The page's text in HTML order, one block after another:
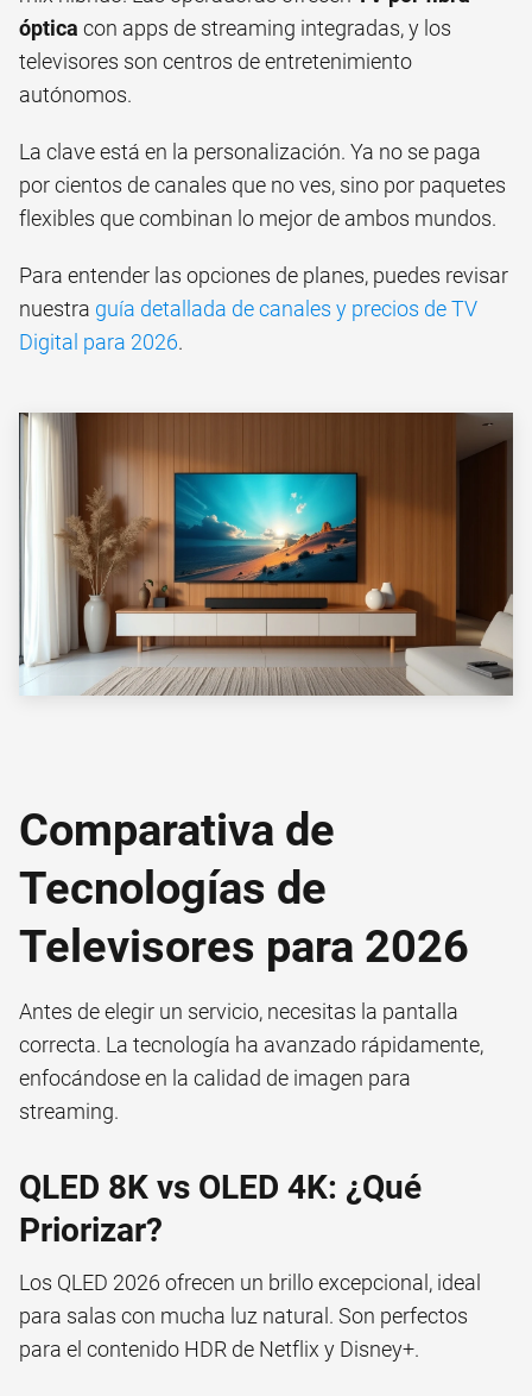
óptica con apps de streaming integradas, y los
televisores son centros de entretenimiento
autónomos.
La clave está en la personalización. Ya no se paga
por cientos de canales que no ves, sino por paquetes
flexibles que combinan lo mejor de ambos mundos.
Para entender las opciones de planes, puedes revisar
nuestra guía detallada de canales y precios de TV
Digital para 2026.
Comparativa de
Tecnologías de
Televisores para 2026
Antes de elegir un servicio, necesitas la pantalla
correcta. La tecnología ha avanzado rápidamente,
enfocándose en la calidad de imagen para
streaming.
QLED 8K vs OLED 4K: ¿Qué
Priorizar?
Los QLED 2026 ofrecen un brillo excepcional, ideal
para salas con mucha luz natural. Son perfectos
para el contenido HDR de Netflix y Disney+.